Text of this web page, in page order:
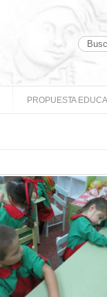
PROPUESTA